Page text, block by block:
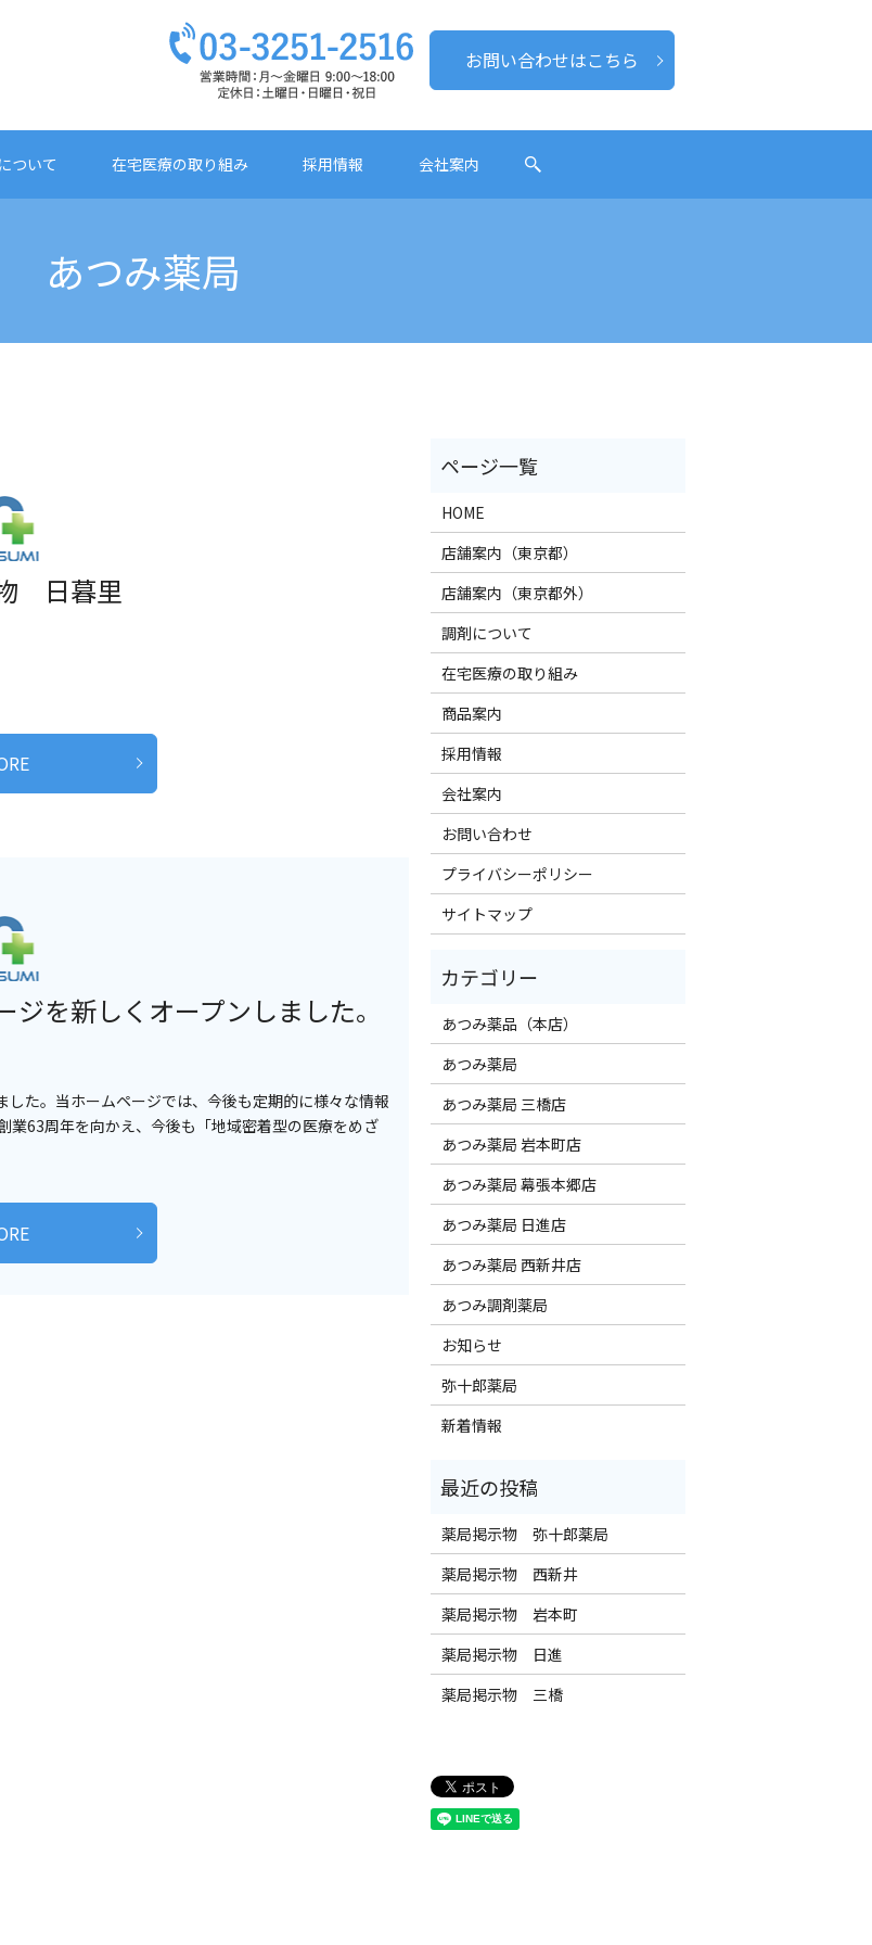
お問い合わせはこちら
ついて 在宅医療の取り組み 採用情報 会社案内
あつみ薬局
日暮里
を新しくオープンしました。
た。当ホームページでは、今後も定期的に様々な情報
業63周年を向かえ、今後も「地域密着型の医療をめざ
HOME
店舗案内（東京都）
店舗案内（東京都外）
調剤について
在宅医療の取り組み
商品案内
採用情報
会社案内
お問い合わせ
プライバシーポリシー
サイトマップ
あつみ薬品（本店）
あつみ薬局
あつみ薬局 三橋店
あつみ薬局 岩本町店
あつみ薬局 幕張本郷店
あつみ薬局 日進店
あつみ薬局 西新井店
あつみ調剤薬局
お知らせ
弥十郎薬局
新着情報
薬局掲示物 弥十郎薬局
薬局掲示物 西新井
薬局掲示物 岩本町
薬局掲示物 日進
薬局掲示物 三橋